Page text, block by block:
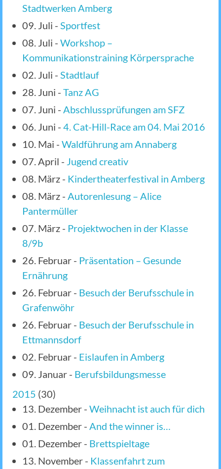
Stadtwerken Amberg
09. Juli - Sportfest
08. Juli - Workshop –
Kommunikationstraining Körpersprache
02. Juli - Stadtlauf
28. Juni - Tanz AG
07. Juni - Abschlussprüfungen am SFZ
06. Juni - 4. Cat-Hill-Race am 04. Mai 2016
10. Mai - Waldführung am Annaberg
07. April - Jugend creativ
08. März - Kindertheaterfestival in Amberg
08. März - Autorenlesung – Alice
Pantermüller
07. März - Projektwochen in der Klasse
8/9b
26. Februar - Präsentation – Gesunde
Ernährung
26. Februar - Besuch der Berufsschule in
Grafenwöhr
26. Februar - Besuch der Berufsschule in
Ettmannsdorf
02. Februar - Eislaufen in Amberg
09. Januar - Berufsbildungsmesse
2015 (30)
13. Dezember - Weihnacht ist auch für dich
01. Dezember - And the winner is…
01. Dezember - Brettspieltage
13. November - Klassenfahrt zum